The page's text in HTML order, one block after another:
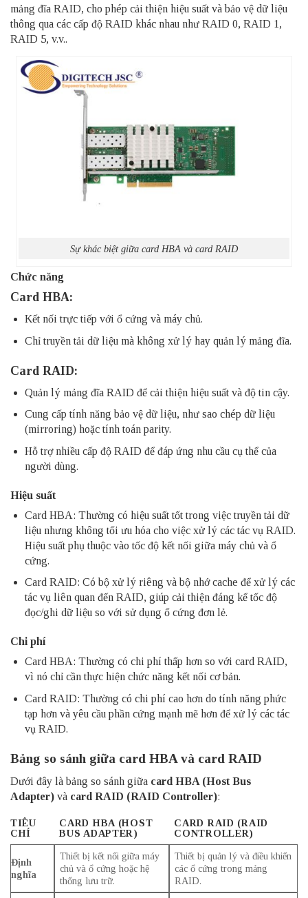
mảng đĩa RAID, cho phép cải thiện hiệu suất và bảo vệ dữ liệu
thông qua các cấp độ RAID khác nhau như RAID 0, RAID 1,
RAID 5, v.v..
Sự khác biệt giữa card HBA và card RAID
Chức năng
Card HBA:
Kết nối trực tiếp với ổ cứng và máy chủ.
Chỉ truyền tải dữ liệu mà không xử lý hay quản lý mảng đĩa.
Card RAID:
Quản lý mảng đĩa RAID để cải thiện hiệu suất và độ tin cậy.
Cung cấp tính năng bảo vệ dữ liệu, như sao chép dữ liệu
(mirroring) hoặc tính toán parity.
Hỗ trợ nhiều cấp độ RAID để đáp ứng nhu cầu cụ thể của
người dùng.
Hiệu suất
Card HBA: Thường có hiệu suất tốt trong việc truyền tải dữ
liệu nhưng không tối ưu hóa cho việc xử lý các tác vụ RAID.
Hiệu suất phụ thuộc vào tốc độ kết nối giữa máy chủ và ổ
cứng.
Card RAID: Có bộ xử lý riêng và bộ nhớ cache để xử lý các
tác vụ liên quan đến RAID, giúp cải thiện đáng kể tốc độ
đọc/ghi dữ liệu so với sử dụng ổ cứng đơn lẻ.
Chi phí
Card HBA: Thường có chi phí thấp hơn so với card RAID,
vì nó chỉ cần thực hiện chức năng kết nối cơ bản.
Card RAID: Thường có chi phí cao hơn do tính năng phức
tạp hơn và yêu cầu phần cứng mạnh mẽ hơn để xử lý các tác
vụ RAID.
Bảng so sánh giữa card HBA và card RAID
Dưới đây là bảng so sánh giữa card HBA (Host Bus
Adapter) và card RAID (RAID Controller):
TIÊU
CHÍ
CARD HBA (HOST
BUS ADAPTER)
CARD RAID (RAID
CONTROLLER)
Định
nghĩa
Thiết bị kết nối giữa máy
chủ và ổ cứng hoặc hệ
thống lưu trữ.
Thiết bị quản lý và điều khiển
các ổ cứng trong mảng
RAID.